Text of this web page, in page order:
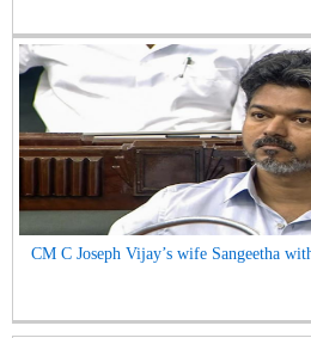
CM C Joseph Vijay’s wife Sangeetha